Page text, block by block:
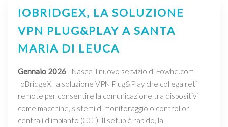
IOBRIDGEX, LA SOLUZIONE
VPN PLUG&PLAY A SANTA
MARIA DI LEUCA
Gennaio 2026- Nasce il nuovo servizio di Fowhe.com
IoBridgeX, la soluzione VPN Plug&Play che collega reti
remote per consentire la comunicazione tra dispositivi
come macchine, sistemi di monitoraggio o controllori
centrali d’impianto (CCI). Il setup è rapido, la